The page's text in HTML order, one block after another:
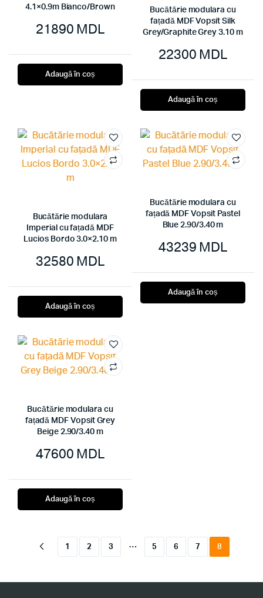
4.1×0.9m Bianco/Brown
21890 MDL
Adaugă în coș
Bucătărie modulara cu
fațadă MDF Vopsit Silk
Grey/Graphite Grey 3.10 m
22300 MDL
Adaugă în coș
Bucătărie modulara
Imperial cu fațadă MDF
Lucios Bordo 3.0×2.10 m
32580 MDL
Adaugă în coș
Bucătărie modulara cu
fațadă MDF Vopsit Pastel
Blue 2.90/3.40 m
43239 MDL
Adaugă în coș
Bucătărie modulara cu
fațadă MDF Vopsit Grey
Beige 2.90/3.40 m
47600 MDL
Adaugă în coș
1 2 3 … 5 6 7 8